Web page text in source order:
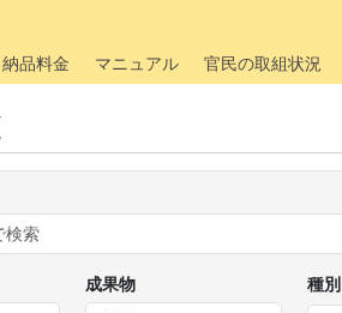
納品料金 マニュアル 官民の取組状況
成果物 種別